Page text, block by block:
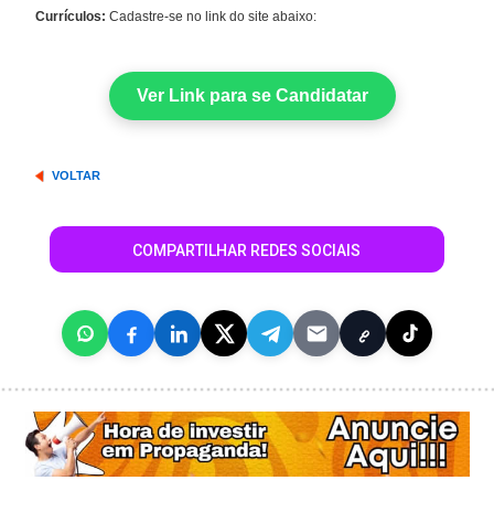
Currículos: Cadastre-se no link do site abaixo:
Ver Link para se Candidatar
VOLTAR
COMPARTILHAR REDES SOCIAIS